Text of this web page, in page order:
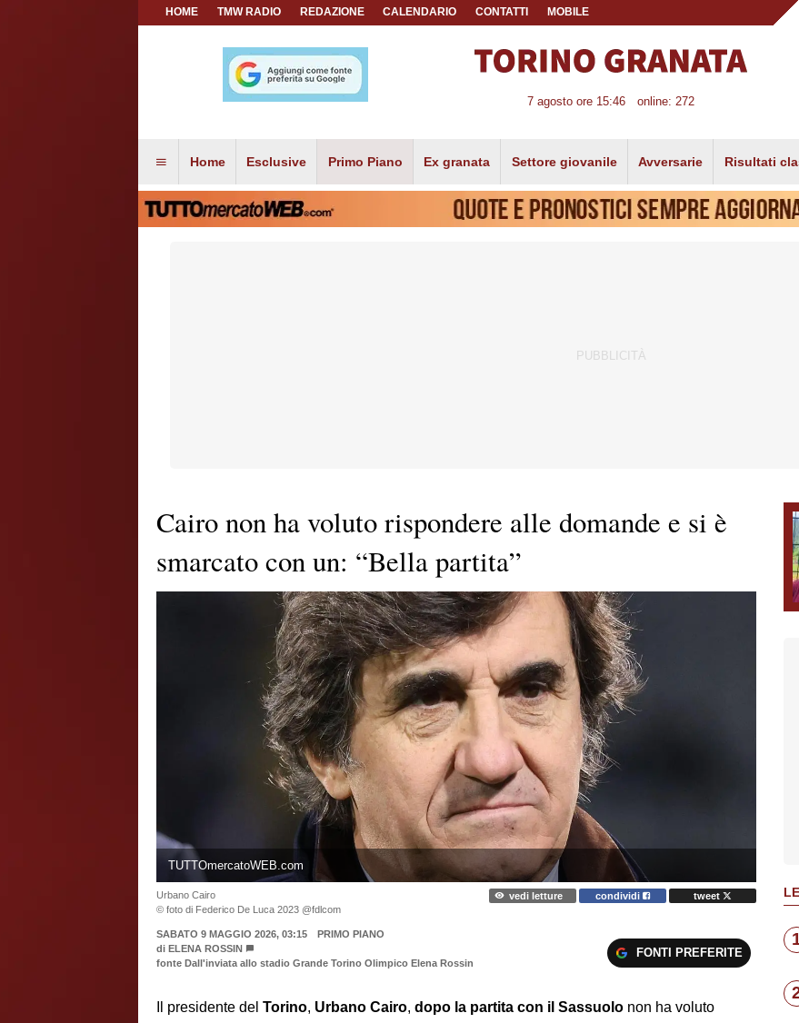
HOME TMW RADIO REDAZIONE CALENDARIO CONTATTI MOBILE
7 agosto ore 15:46 online: 272
Home Esclusive Primo Piano Ex granata Settore giovanile Avversarie Risultati
Cairo non ha voluto rispondere alle domande e si è
smarcato con un: “Bella partita”
TUTTOmercatoWEB.com
Urbano Cairo
© foto di Federico De Luca 2023 @fdlcom
vedi letture condividi tweet
SABATO 9 MAGGIO 2026, 03:15
PRIMO PIANO
di ELENA ROSSIN
fonte Dall'inviata allo stadio Grande Torino Olimpico Elena Rossin
FONTI PREFERITE
Il presidente del Torino, Urbano Cairo, dopo la partita con il Sassuolo non ha voluto